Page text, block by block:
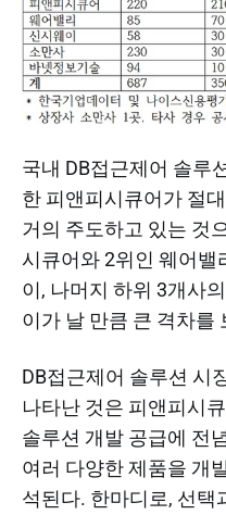
국내 DB접근제어 솔루
한 피앤피시큐어가 절
거의 주도하고 있는 것
시큐어와 2위인 웨어밸
이, 나머지 하위 3개사
이가 날 만큼 큰 격차를
DB접근제어 솔루션 시
나타난 것은 피앤피시
솔루션 개발 공급에 전
여러 다양한 제품을 개
석된다. 한마디로, 선택